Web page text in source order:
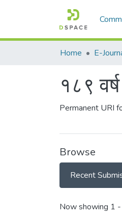
Home E-
१८९
Permanent URI
Browse
Recent
Recent
Now showing 1